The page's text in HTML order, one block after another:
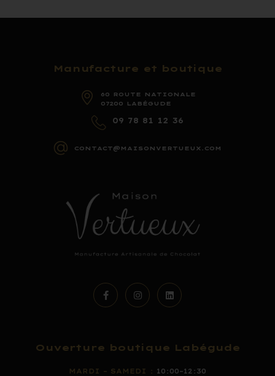
Manufacture et boutique
60 ROUTE NATIONALE
07200 LABÉGUDE
09 78 81 12 36
CONTACT@MAISONVERTUEUX.COM
Ouverture boutique Labégude
MARDI – SAMEDI :
10:00–12:30